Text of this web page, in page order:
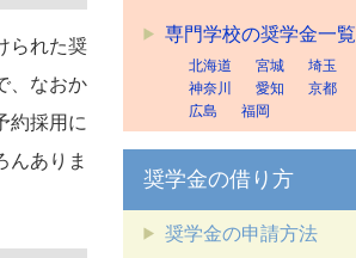
られた奨
、なおか
約採用に
んありま
専門学校の奨学金一覧
北海道 宮城 埼玉
神奈川
愛知 京都
広島
福岡
奨学金の借り方
奨学金の申請方法